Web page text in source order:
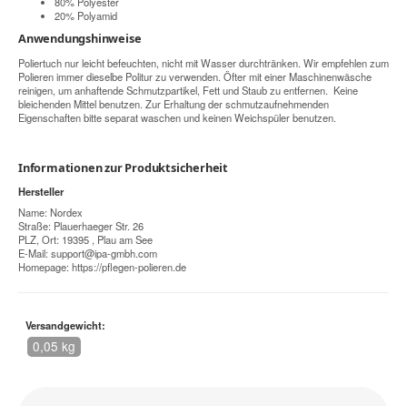
20% Polyamid
Anwendungshinweise
Poliertuch nur leicht befeuchten, nicht mit Wasser durchtränken. Wir empfehlen zum
Polieren immer dieselbe Politur zu verwenden. Öfter mit einer Maschinenwäsche
reinigen, um anhaftende Schmutzpartikel, Fett und Staub zu entfernen. Keine
bleichenden Mittel benutzen. Zur Erhaltung der schmutzaufnehmenden
Eigenschaften bitte separat waschen und keinen Weichspüler benutzen.
Informationen zur Produktsicherheit
Hersteller
Name: Nordex
Straße: Plauerhaeger Str. 26
PLZ, Ort: 19395 , Plau am See
E-Mail: support@ipa-gmbh.com
Homepage: https://pflegen-polieren.de
Versandgewicht:
0,05 kg